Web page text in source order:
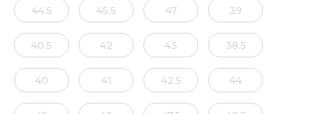
44.5 45.5 47 39
40.5 42 43 38.5
40 41 42.5 44